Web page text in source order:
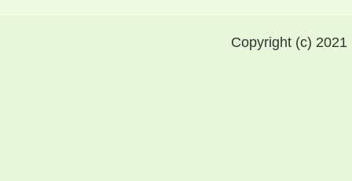
Copyright (c)